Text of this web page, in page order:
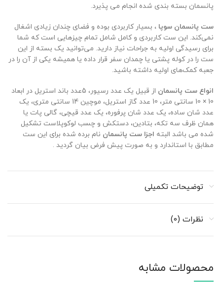
پانسمان بسته بندی شده انجام می پذیرد.
ست پانسمان سوپا ، بسیار کاربردی بوده و فضای چندان زیادی اشغال
نمی‌کند. این ست کاربردی و کامل شامل تمام چیزهایی است که شما
برای رسیدگی اولیه به جراحات نیاز دارید. می‌توانید یک بسته از این
ست را در کوله پشتی یا چمدان سفر قرار داده یا همیشه یکی از آن را در
جعبه کمک‌های اولیه داشته باشید.
انواع ست پانسمان
از قبیل یک عدد رسیور، 5عدد باند استریل در ابعاد
10 × 10 سانتی متر، 10 عدد گاز استریل، موچین 14 سانتی متری، یک
عدد شان ساده، یک عدد شان پرفوره، یک عدد قیچی، گالی پات یا
همان ظرف سه تکه، بتادین، دستکش و چسب لوکوپلاست تشکیل
شده می باشد البته اجزا ست پانسمان نام برده شده برای این ست
مطابق با استاندارد و به صورت پیش فرض بیان گردید .
توضیحات تکمیلی
نظرات (0)
محصولات مشابه